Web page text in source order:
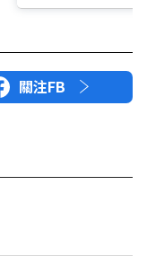
關注FB